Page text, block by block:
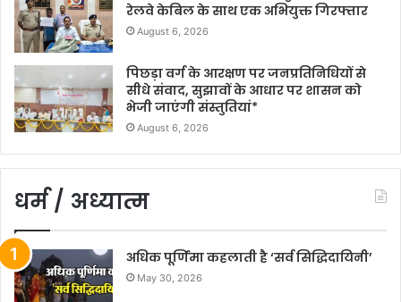
रेलवे केबिल के साथ एक अभियुक्त गिरफ्तार
August 6, 2026
पिछड़ा वर्ग के आरक्षण पर जनप्रतिनिधियों से
सीधे संवाद, सुझावों के आधार पर शासन को
भेजी जाएंगी संस्तुतियां*
August 6, 2026
धर्म / अध्यात्म
अधिक पूर्णिमा कहलाती है ‘सर्व सिद्धिदायिनी’
May 30, 2026